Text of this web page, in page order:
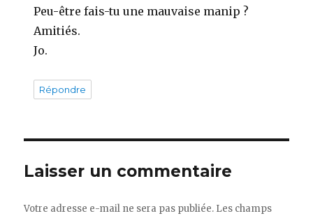
Peu-être fais-tu une mauvaise manip ?
Amitiés.
Jo.
Répondre
Laisser un commentaire
Votre adresse e-mail ne sera pas publiée. Les champs